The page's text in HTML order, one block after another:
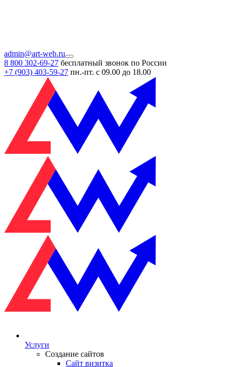
admin@art-web.ru
8 800 302-69-27 бесплатный звонок по России
+7 (903) 403-59-27 пн.-пт. с 09.00 до 18.00
Услуги
Создание сайтов
Сайт визитка